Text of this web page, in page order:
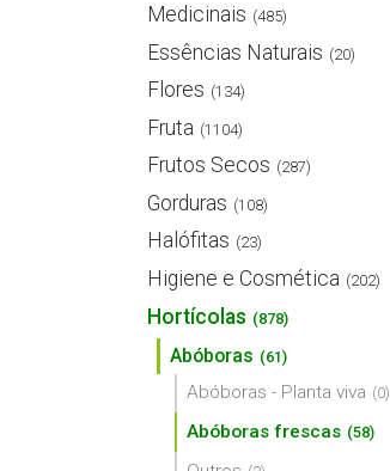
Medicinais (485)
Essências Naturais (20)
Flores (134)
Fruta (1104)
Frutos Secos (287)
Gorduras (108)
Halófitas (23)
Higiene e Cosmética (202)
Hortícolas (878)
Abóboras (61)
Abóboras - Planta viva (0)
Abóboras frescas (58)